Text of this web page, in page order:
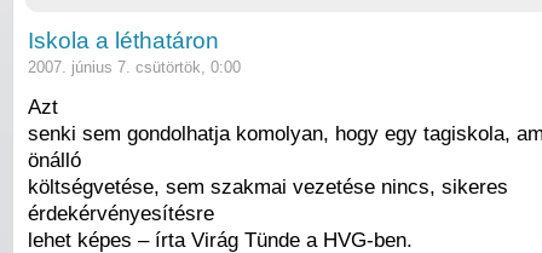
Iskola a léthatáron
2007. június 7. csütörtök, 0:00
Azt
senki sem gondolhatja komolyan, hogy egy tagiskola,
önálló
költségvetése, sem szakmai vezetése nincs, sikeres
érdekérvényesítésre
lehet képes – írta Virág Tünde a HVG-ben.